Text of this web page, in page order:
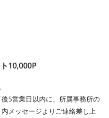
10,000P
5営業日以内に、所属事務所の
メッセージよりご連絡差し上